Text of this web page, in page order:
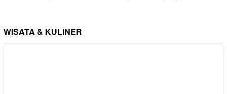
WISATA & KULINER